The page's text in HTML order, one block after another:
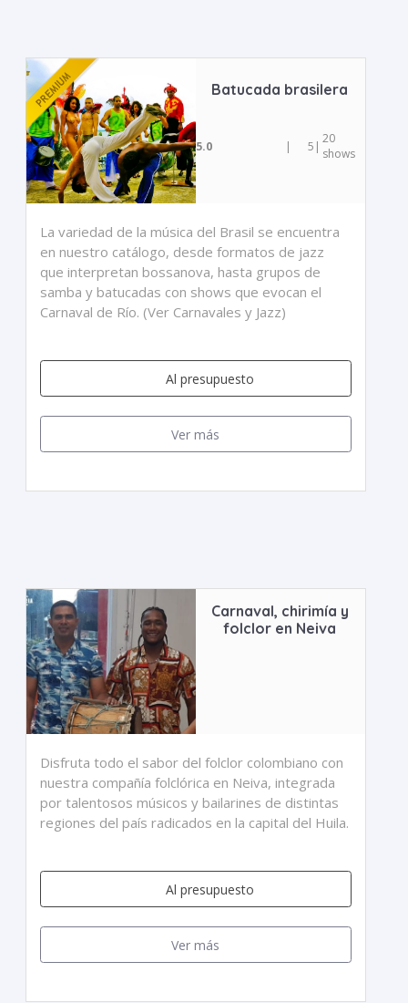
Batucada brasilera
5.0 | 5 | 20
shows
La variedad de la música del Brasil se encuentra
en nuestro catálogo, desde formatos de jazz
que interpretan bossanova, hasta grupos de
samba y batucadas con shows que evocan el
Carnaval de Río. (Ver Carnavales y Jazz)
Al presupuesto
Ver más
Carnaval, chirimía y
folclor en Neiva
Disfruta todo el sabor del folclor colombiano con
nuestra compañía folclórica en Neiva, integrada
por talentosos músicos y bailarines de distintas
regiones del país radicados en la capital del Huila.
Al presupuesto
Ver más